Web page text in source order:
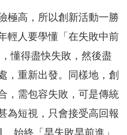
極高，所以創新活動一勝
輕人要學懂「在失敗中前
懂得盡快失敗，然後盡
，重新出發。同樣地，創
，需包容失敗，可是傳統
為短視，只會接受高回報
始終「早失敗早前進」